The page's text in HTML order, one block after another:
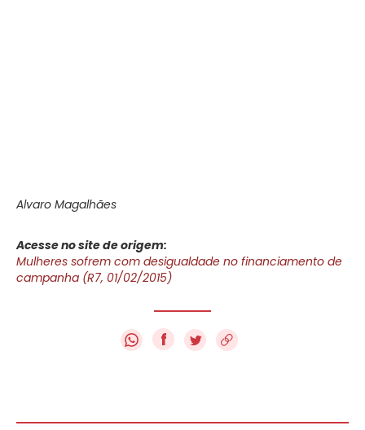
Alvaro Magalhães
Acesse no site de origem:
Mulheres sofrem com desigualdade no financiamento de
campanha (R7, 01/02/2015)
f